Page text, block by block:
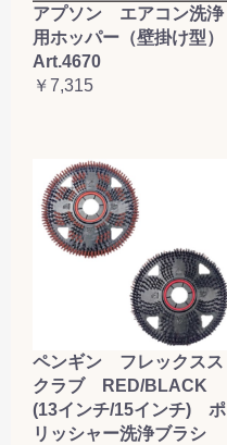
アプソン エアコン洗浄
用ホッパー（壁掛け型）
Art.4670
￥7,315
ペンギン フレックスス
クラブ RED/BLACK
(13インチ/15インチ) ポ
リッシャー洗浄ブラシ